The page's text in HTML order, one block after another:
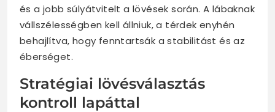
és a jobb súlyátvitelt a lövések során. A lábaknak
vállszélességben kell állniuk, a térdek enyhén
behajlítva, hogy fenntartsák a stabilitást és az
éberséget.
Stratégiai lövésválasztás
kontroll lapáttal